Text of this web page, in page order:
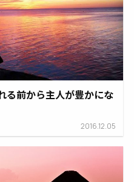
る前から主人が豊かにな
2016.12.05